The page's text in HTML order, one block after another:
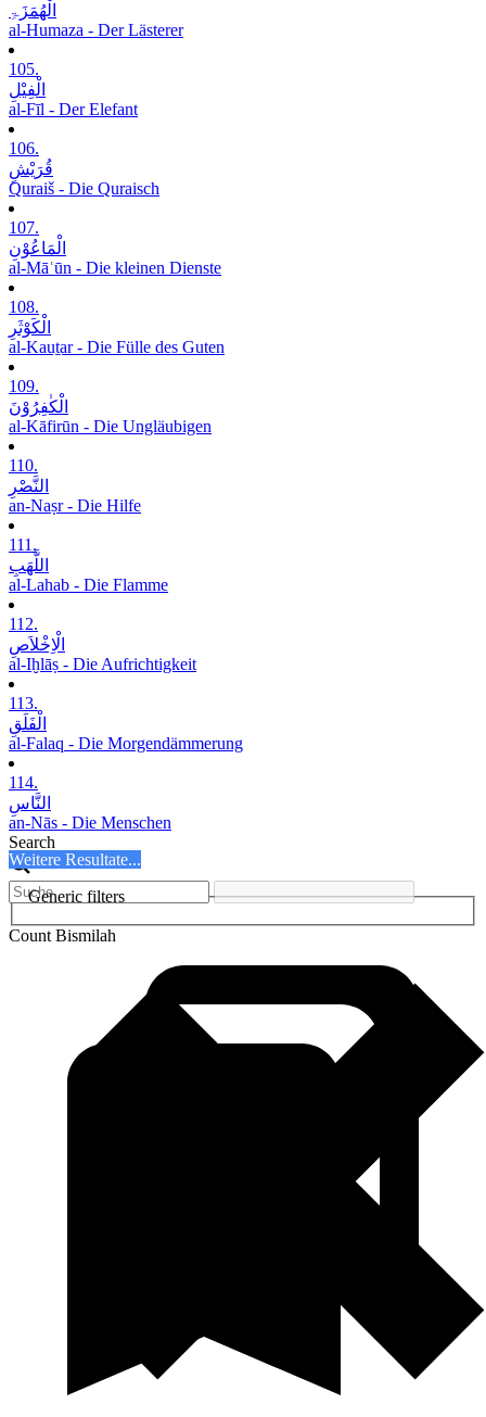
الْھُمَزَۃِ
al-Humaza - Der Lästerer
105.
الْفِیْلِ
al-Fīl - Der Elefant
106.
قُرَیْشٍ
Quraiš - Die Quraisch
107.
الْمَاعُوْنِ
al-Māʿūn - Die kleinen Dienste
108.
الْکَوْثَرِ
al-Kauṯar - Die Fülle des Guten
109.
الْکٰفِرُوْنَ
al-Kāfirūn - Die Ungläubigen
110.
النَّصْرِ
an-Naṣr - Die Hilfe
111.
اللَّھَبِ
al-Lahab - Die Flamme
112.
الْاِخْلاَصِ
al-Iḫlāṣ - Die Aufrichtigkeit
113.
الْفَلَقِ
al-Falaq - Die Morgendämmerung
114.
النَّاسِ
an-Nās - Die Menschen
Search
Weitere Resultate...
Generic filters
Count Bismilah